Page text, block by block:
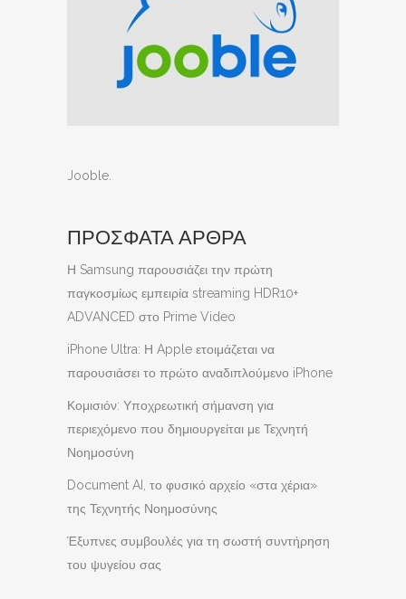
Jooble
ΠΡΟΣΦΑΤΑ ΑΡΘΡΑ
Η Samsung παρουσιάζει την πρώτη
παγκοσμίως εμπειρία streaming HDR10+
ADVANCED στο Prime Video
iPhone Ultra: Η Apple ετοιμάζεται να
παρουσιάσει το πρώτο αναδιπλούμενο iPhone
Κομισιόν: Υποχρεωτική σήμανση για
περιεχόμενο που δημιουργείται με Τεχνητή
Νοημοσύνη
Document AI, το φυσικό αρχείο «στα χέρια»
της Τεχνητής Νοημοσύνης
Έξυπνες συμβουλές για τη σωστή συντήρηση
του ψυγείου σας